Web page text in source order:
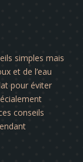
simples mais
et de l’eau
pour éviter
conseils